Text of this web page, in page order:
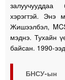
хэрэгтэй. Энэ
Жишээлбэл,
мэднэ. Тухайн
байсан. 1990-
БНСУ-